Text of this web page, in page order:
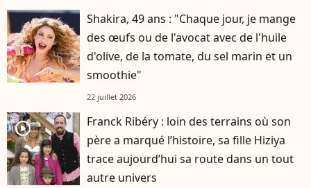
Shakira, 49 ans : "Chaque jour, je mange
des œufs ou de l'avocat avec de l'huile
d'olive, de la tomate, du sel marin et un
smoothie"
22 juillet 2026
player2
Franck Ribéry : loin des terrains où son
père a marqué l’histoire, sa fille Hiziya
trace aujourd’hui sa route dans un tout
autre univers